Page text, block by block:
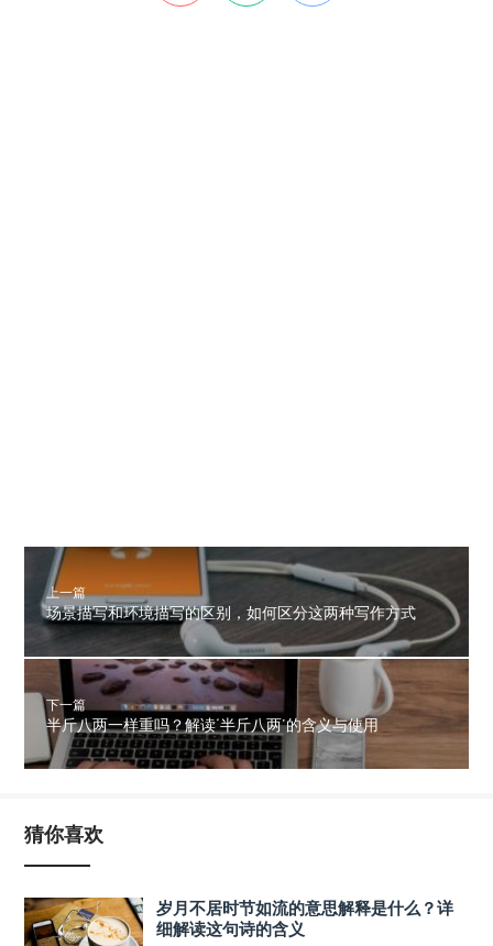
上一篇
场景描写和环境描写的区别，如何区分这两种写作方式
下一篇
半斤八两一样重吗？解读‘半斤八两’的含义与使用
猜你喜欢
岁月不居时节如流的意思解释是什么？详
细解读这句诗的含义